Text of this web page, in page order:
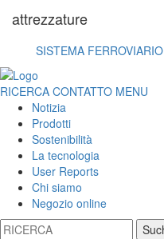
attrezzature
SISTEMA FERROVIARIO
RICERCA CONTATTO MENU
Notizia
Prodotti
Sostenibilità
La tecnologia
User Reports
Chi siamo
Negozio online